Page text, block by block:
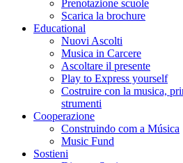
Prenotazione scuole
Scarica la brochure
Educational
Nuovi Ascolti
Musica in Carcere
Ascoltare il presente
Play to Express yourself
Costruire con la musica,
strumenti
Cooperazione
Construindo com a Música
Music Fund
Sostieni